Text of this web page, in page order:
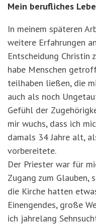
Mein berufliches
In meinem späteren
weitere Erfahrungen
Entscheidung Christin
habe Menschen
teilhaben ließen, die
auch als noch
Gefühl der
mir wuchs, dass ich
damals 34 Jahre alt,
vorbereitete.
Der Priester war für
Zugang zum Glauben,
die Kirche hatten
Einengendes, große
ich jahrelang